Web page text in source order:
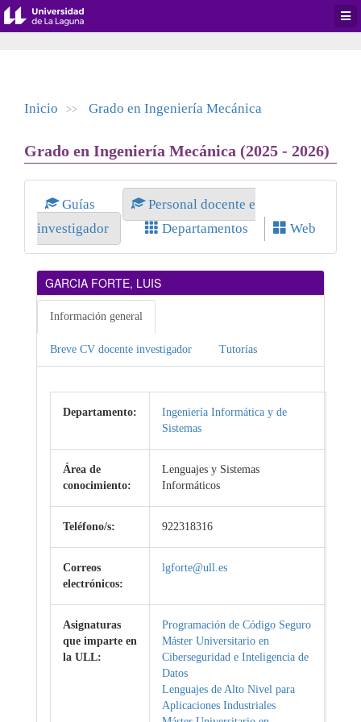
Inicio >> Grado en Ingeniería Mecánica
Grado en Ingeniería Mecánica (2025 - 2026)
Guías
Personal docente e
investigador
Departamentos Web
GARCIA FORTE, LUIS
Información general
Breve CV docente investigador Tutorías
Departamento:
Ingeniería Informática y de
Sistemas
Área de
conocimiento:
Lenguajes y Sistemas
Informáticos
Teléfono/s: 922318316
Correos
electrónicos:
lgforte@ull.es
Asignaturas
que imparte en
la ULL:
Programación de Código Seguro
Máster Universitario en
Ciberseguridad e Inteligencia de
Datos
Lenguajes de Alto Nivel para
Aplicaciones Industriales